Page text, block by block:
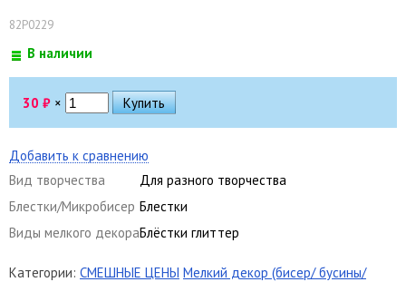
82Р0229
В наличии
30 ₽ ×
Добавить к сравнению
Вид творчества
Для разного творчества
Блестки/Микробисер Блестки
Виды мелкого декораБлёстки глиттер
Категории: СМЕШНЫЕ ЦЕНЫ Мелкий декор (бисер/ бусины/